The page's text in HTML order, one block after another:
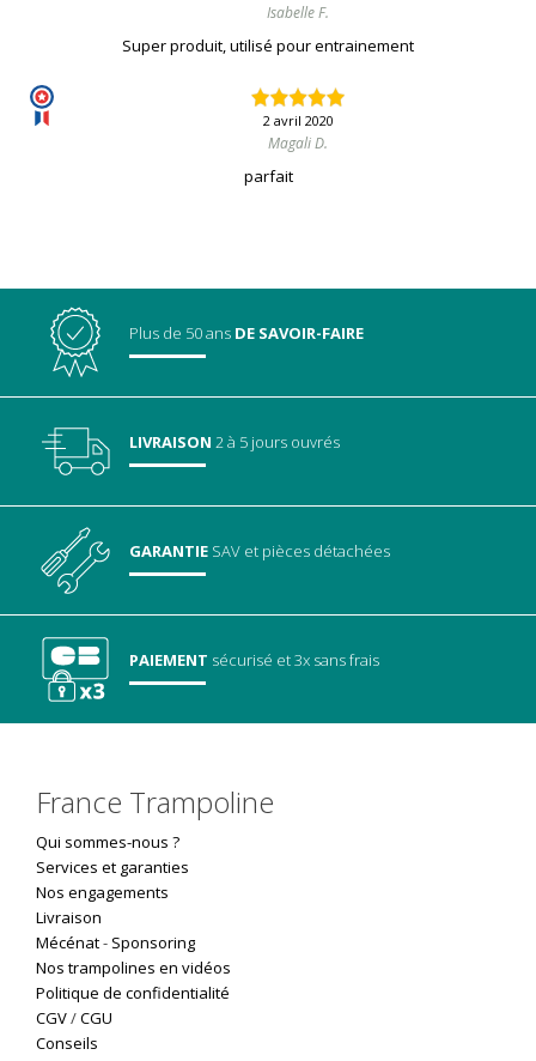
Isabelle F.
Super produit, utilisé pour entrainement
2 avril 2020
Magali D.
parfait
Plus de 50 ans DE SAVOIR-FAIRE
LIVRAISON 2 à 5 jours ouvrés
GARANTIE SAV et pièces détachées
PAIEMENT sécurisé et 3x sans frais
France Trampoline
Qui sommes-nous ?
Services et garanties
Nos engagements
Livraison
Mécénat- Sponsoring
Nos trampolines en vidéos
Politique de confidentialité
CGV/CGU
Conseils